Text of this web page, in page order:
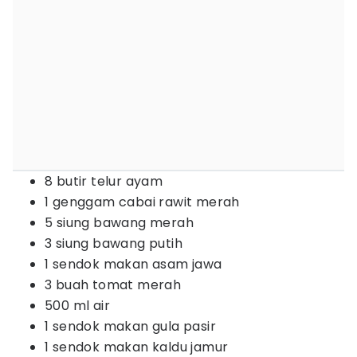
8 butir telur ayam
1 genggam cabai rawit merah
5 siung bawang merah
3 siung bawang putih
1 sendok makan asam jawa
3 buah tomat merah
500 ml air
1 sendok makan gula pasir
1 sendok makan kaldu jamur